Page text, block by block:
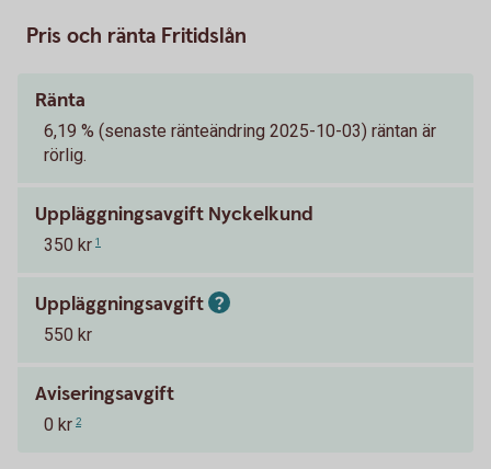
Pris och ränta Fritidslån
Ränta
6,19 % (senaste ränteändring 2025-10-03) räntan är
rörlig.
Uppläggningsavgift Nyckelkund
350 kr 1
Uppläggningsavgift
550 kr
Aviseringsavgift
0 kr 2